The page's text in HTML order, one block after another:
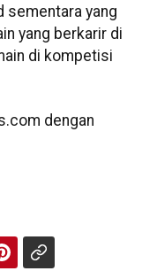
sementara yang
yang berkarir di
di kompetisi
dengan